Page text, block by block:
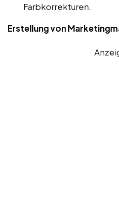
Farbkorrekturen.
Erstellung von